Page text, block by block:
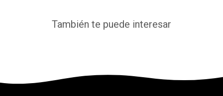
También te puede interesar